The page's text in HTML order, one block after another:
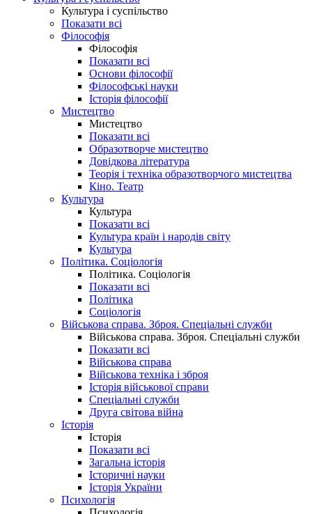
Культура і суспільство
Показати всі
Філософія
Філософія
Показати всі
Основи філософії
Філософські науки
Історія філософії
Мистецтво
Мистецтво
Показати всі
Образотворче мистецтво
Довідкова література
Теорія і техніка образотворчого мистецтва
Кіно. Театр
Культура
Культура
Показати всі
Культура країн і народів світу
Культура
Політика. Соціологія
Політика. Соціологія
Показати всі
Політика
Соціологія
Військова справа. Зброя. Спеціальні служби
Військова справа. Зброя. Спеціальні служби
Показати всі
Військова справа
Військова техніка і зброя
Історія військової справи
Спеціальні служби
Друга світова війна
Історія
Історія
Показати всі
Загальна історія
Історичні науки
Історія України
Психологія